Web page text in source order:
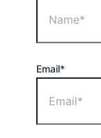
Email*